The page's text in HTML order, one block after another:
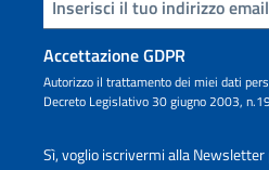
Inserisci la tua email
Accettazione GDPR
Autorizzo il trattamento dei miei dati
Decreto Legislativo 30 giugno 2003,
Sì, voglio iscrivermi alla